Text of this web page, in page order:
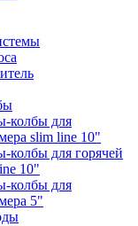
колбы для
slim line 10"
колбы для горячей
10"
колбы для
5"